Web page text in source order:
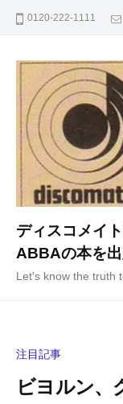
0120-222-1111
ディスコメイ
ABBAの本を出
Let's know the truth
注目記事
ビヨルン、